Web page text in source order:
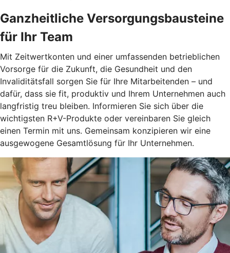
Ganzheitliche Versorgungsbausteine
für Ihr Team
Mit Zeitwertkonten und einer umfassenden betrieblichen
Vorsorge für die Zukunft, die Gesundheit und den
Invaliditätsfall sorgen Sie für Ihre Mitarbeitenden – und
dafür, dass sie fit, produktiv und Ihrem Unternehmen auch
langfristig treu bleiben. Informieren Sie sich über die
wichtigsten R+V-Produkte oder vereinbaren Sie gleich
einen Termin mit uns. Gemeinsam konzipieren wir eine
ausgewogene Gesamtlösung für Ihr Unternehmen.